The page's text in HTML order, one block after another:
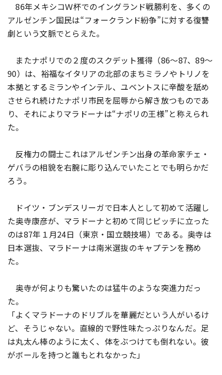
86年メキシコＷ杯でのイングランド戦勝利を、多くの
アルゼンチン国民は“フォークランド紛争”に対する復讐
劇という文脈でとらえた。
またナポリでの２度のスクデット獲得（86～87、89～
90）は、裕福なイタリアの北部のまちミラノやトリノを
本拠とするミランやインテル、ユベントスに辛酸を舐め
させられ続けたナポリ市民を屈辱から解き放つものであ
り、それによりマラドーナは“ナポリの王様”と称えられ
た。
反権力の闘士――これはアルゼンチン出身の革命家チェ・
ゲバラの相貌を右腕に彫り込んでいたことでも明らかだ
ろう。
ドイツ・ブンデスリーガで日本人として初めて活躍し
た奥寺康彦が、マラドーナと初めて同じピッチに立った
のは87年１月24日（東京・国立競技場）である。奥寺は
日本選抜、マラドーナは南米選抜のキャプテンを務め
た。
奥寺が何よりも驚いたのは猛牛のような突進力だっ
た。
「よくマラドーナのドリブルを華麗だという人がいるけ
ど、そうじゃない。直線的で野性味たっぷりなんだ。足
は丸太ん棒のように太く、体をぶつけても倒れない。彼
がボールを持つと誰もとれなかった」